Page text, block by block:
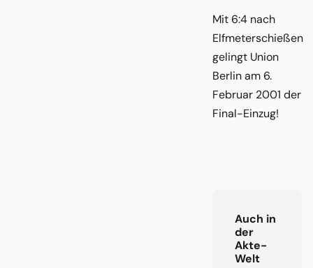
Mit 6:4 nach
Elfmeterschießen
gelingt Union
Berlin am 6.
Februar 2001 der
Final-Einzug!
Auch in
der
Akte-
Welt